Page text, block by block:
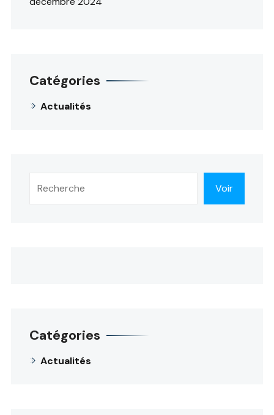
Catégories
Actualités
Voir
Catégories
Actualités